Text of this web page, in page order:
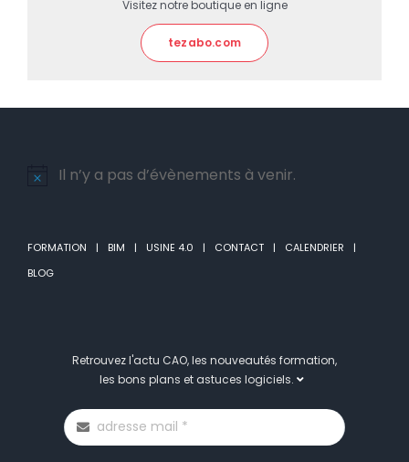
Visitez notre boutique en ligne
tezabo.com
Notice
Il n’y a pas d’évènements à venir.
FORMATION BIM USINE 4.0 CONTACT
CALENDRIER
BLOG
Retrouvez l'actu CAO, les nouveautés formation,
les bons plans et astuces logiciels.